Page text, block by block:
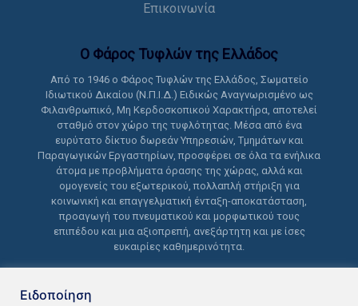
Επικοινωνία
Ο Φάρος Τυφλών της Ελλάδoς
Από το 1946 ο Φάρος Τυφλών της Ελλάδος, Σωματείο
Ιδιωτικού Δικαίου (Ν.Π.Ι.Δ.) Ειδικώς Αναγνωρισμένο ως
Φιλανθρωπικό, Μη Κερδοσκοπικού Χαρακτήρα, αποτελεί
σταθμό στον χώρο της τυφλότητας. Μέσα από ένα
ευρύτατο δίκτυο δωρεάν Υπηρεσιών, Τμημάτων και
Παραγωγικών Εργαστηρίων, προσφέρει σε όλα τα ενήλικα
άτομα με προβλήματα όρασης της χώρας, αλλά και
ομογενείς του εξωτερικού, πολλαπλή στήριξη για
κοινωνική και επαγγελματική ένταξη-αποκατάσταση,
προαγωγή του πνευματικού και μορφωτικού τους
επιπέδου και μια αξιοπρεπή, ανεξάρτητη και με ίσες
ευκαιρίες καθημερινότητα.
Ειδοποίηση